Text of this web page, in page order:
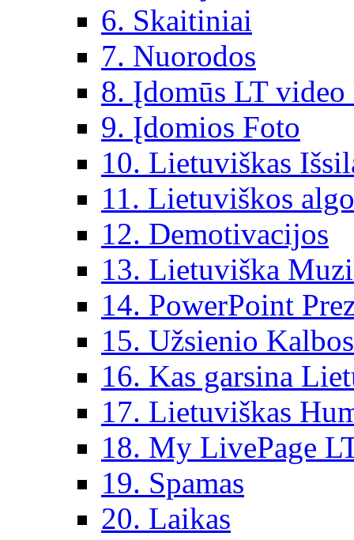
6. Skaitiniai
7. Nuorodos
8. Įdomūs LT
9. Įdomios Foto
10. Lietuviškas
11. Lietuviškos
12. Demotivacijos
13. Lietuviška
14. PowerPoint
15. Užsienio Kalbos
16. Kas garsina
17. Lietuviškas
18. My LivePage
19. Spamas
20. Laikas